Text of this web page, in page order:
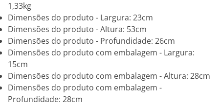
1,33kg
Dimensões do produto - Largura: 23cm
Dimensões do produto - Altura: 53cm
Dimensões do produto - Profundidade: 26cm
Dimensões do produto com embalagem - Largura:
15cm
Dimensões do produto com embalagem - Altura: 28cm
Dimensões do produto com embalagem -
Profundidade: 28cm